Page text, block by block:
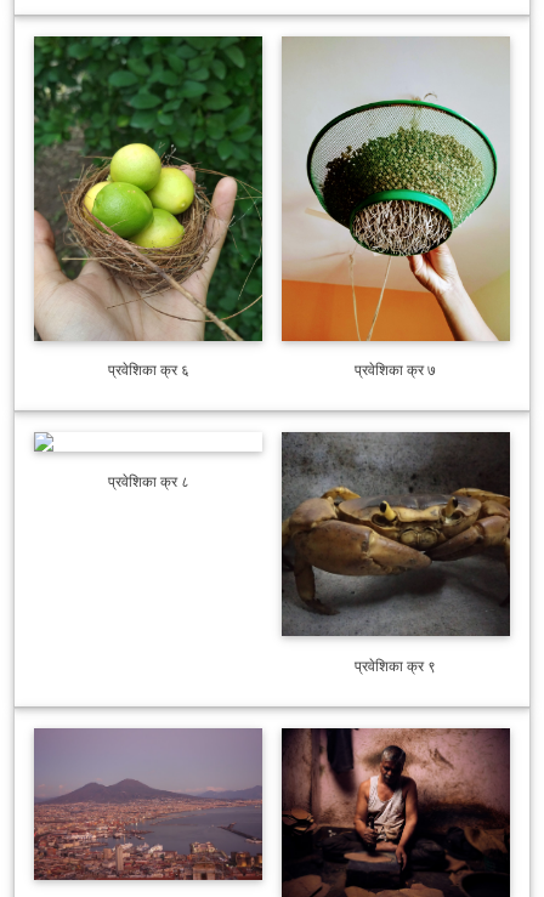
प्रवेशिका क्र ६ प्रवेशिका क्र ७
प्रवेशिका क्र ८
प्रवेशिका क्र ९